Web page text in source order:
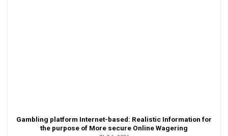
Gambling platform Internet-based: Realistic Information for
the purpose of More secure Online Wagering